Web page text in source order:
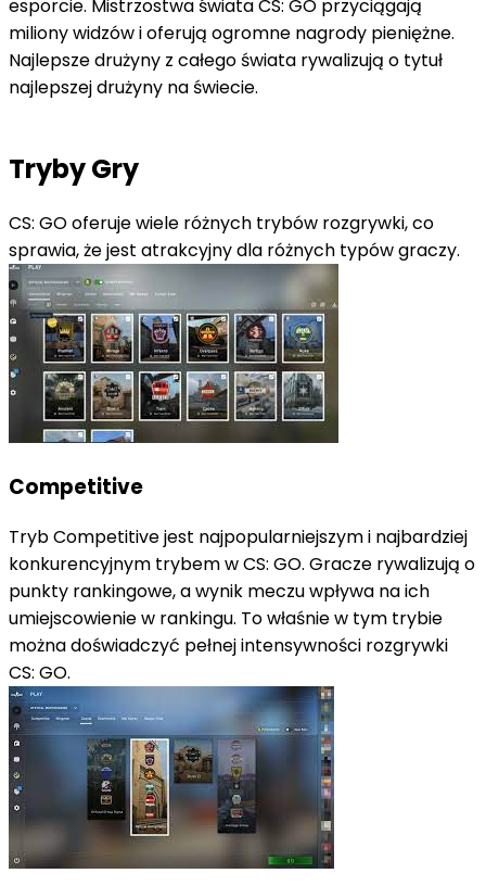
esporcie. Mistrzostwa świata CS: GO przyciągają
miliony widzów i oferują ogromne nagrody pieniężne.
Najlepsze drużyny z całego świata rywalizują o tytuł
najlepszej drużyny na świecie.
Tryby Gry
CS: GO oferuje wiele różnych trybów rozgrywki, co
sprawia, że jest atrakcyjny dla różnych typów graczy.
Competitive
Tryb Competitive jest najpopularniejszym i najbardziej
konkurencyjnym trybem w CS: GO. Gracze rywalizują o
punkty rankingowe, a wynik meczu wpływa na ich
umiejscowienie w rankingu. To właśnie w tym trybie
można doświadczyć pełnej intensywności rozgrywki
CS: GO.